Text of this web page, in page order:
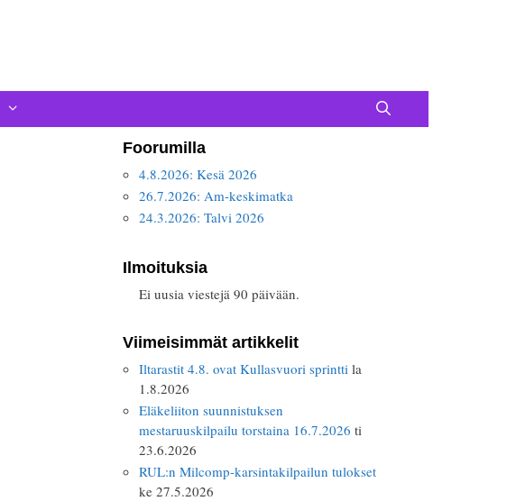
Foorumilla
4.8.2026: Kesä 2026
26.7.2026: Am-keskimatka
24.3.2026: Talvi 2026
Ilmoituksia
Ei uusia viestejä 90 päivään.
Viimeisimmät artikkelit
Iltarastit 4.8. ovat Kullasvuori sprintti la
1.8.2026
Eläkeliiton suunnistuksen
mestaruuskilpailu torstaina 16.7.2026 ti
23.6.2026
RUL:n Milcomp-karsintakilpailun tulokset
ke 27.5.2026